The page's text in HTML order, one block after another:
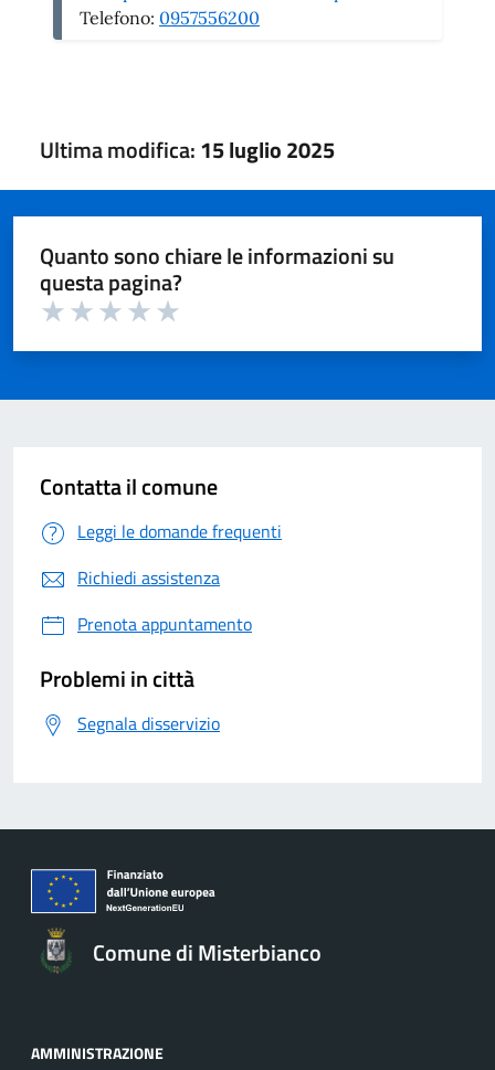
Telefono: 0957556200
Ultima modifica:15 luglio 2025
Quanto sono chiare le informazioni su
questa pagina?
Contatta il comune
Leggi le domande frequenti
Richiedi assistenza
Prenota appuntamento
Problemi in città
Segnala disservizio
Comune di Misterbianco
AMMINISTRAZIONE